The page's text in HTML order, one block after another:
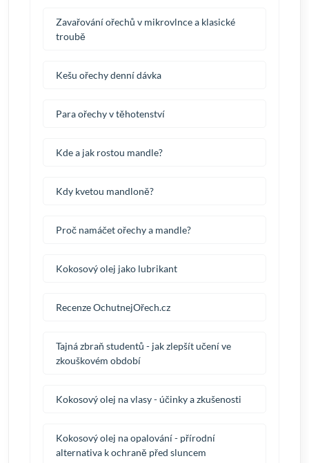
Zavařování ořechů v mikrovlnce a klasické
troubě
Kešu ořechy denní dávka
Para ořechy v těhotenství
Kde a jak rostou mandle?
Kdy kvetou mandloně?
Proč namáčet ořechy a mandle?
Kokosový olej jako lubrikant
Recenze OchutnejOřech.cz
Tajná zbraň studentů - jak zlepšít učení ve
zkouškovém období
Kokosový olej na vlasy - účinky a zkušenosti
Kokosový olej na opalování - přírodní
alternativa k ochraně před sluncem